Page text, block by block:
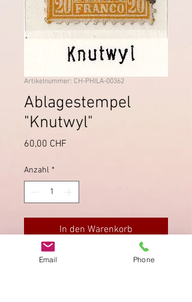
Artikelnummer: CH-PHILA-00362
Ablagestempel
"Knutwyl"
60,00 CHF
Anzahl *
In den Warenkorb
Ablagestempel von Knutwyl LU auf
Email Phone